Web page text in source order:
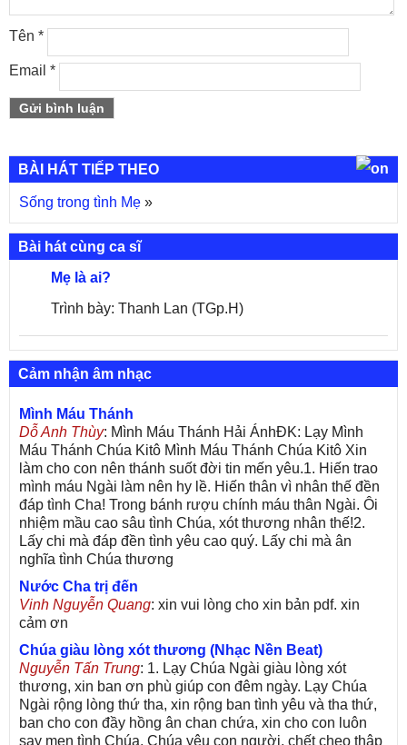
Tên *
Email *
BÀI HÁT TIẾP THEO
Sống trong tình Mẹ »
Bài hát cùng ca sĩ
Mẹ là ai?
Trình bày: Thanh Lan (TGp.H)
Cảm nhận âm nhạc
Mình Máu Thánh
Dỗ Anh Thùy: Mình Máu Thánh Hải ÁnhĐK: Lạy Mình
Máu Thánh Chúa Kitô Mình Máu Thánh Chúa Kitô Xin
làm cho con nên thánh suốt đời tin mến yêu.1. Hiến trao
mình máu Ngài làm nên hy lề. Hiến thân vì nhân thế đền
đáp tình Cha! Trong bánh rượu chính máu thân Ngài. Ôi
nhiệm mầu cao sâu tình Chúa, xót thương nhân thế!2.
Lấy chi mà đáp đền tình yêu cao quý. Lấy chi mà ân
nghĩa tình Chúa thương
Nước Cha trị đến
Vinh Nguyễn Quang: xin vui lòng cho xin bản pdf. xin
cảm ơn
Chúa giàu lòng xót thương (Nhạc Nền Beat)
Nguyễn Tấn Trung: 1. Lạy Chúa Ngài giàu lòng xót
thương, xin ban ơn phù giúp con đêm ngày. Lạy Chúa
Ngài rộng lòng thứ tha, xin rộng ban tình yêu và tha thứ,
ban cho con đầy hồng ân chan chứa, xin cho con luôn
say men tình Chúa. Chúa yêu con người, chết cheo thập